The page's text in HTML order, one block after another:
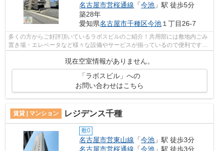
名古屋市営桜通線 「今池 」駅 徒歩5分
築28年
愛知県名古屋市千種区今池 １丁目26-7
多くの方からご好評頂いているラボスビルのご紹介！共用部には敷地内ごみ
置き場・エレベータなど様々な設備やサービスが揃っているので便利です！
電車でのアクセスを快適なものにする...
現在空室情報がありません。
「ラボスビル」への
お問い合わせはこちら
賃貸 | マンション レジデンス千種
敷0
名古屋市営東山線 「今池 」駅 徒歩3分
名古屋市営桜通線 「今池 」駅 徒歩3分